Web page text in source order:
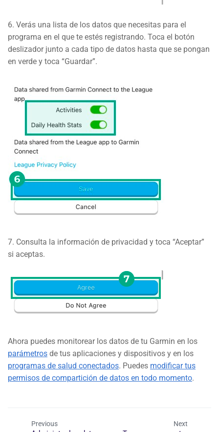
6. Verás una lista de los datos que necesitas para el
programa en el que te estés registrando. Toca el botón
deslizador junto a cada tipo de datos hasta que se pongan
en verde y toca “Guardar”.
7. Consulta la información de privacidad y toca “Aceptar”
si aceptas.
Ahora puedes monitorear los datos de tu Garmin en los
parámetros de tus aplicaciones y dispositivos y en los
programas de salud conectados. Puedes modificar tus
permisos de compartición de datos en todo momento.
Previous Next